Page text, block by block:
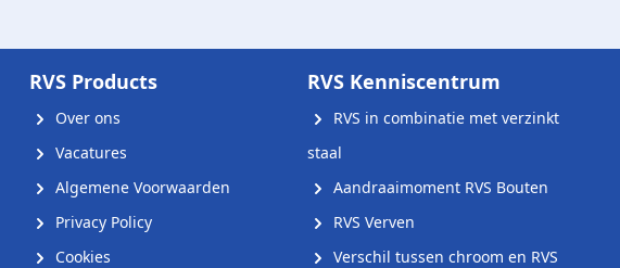
RVS Products
Over ons
Vacatures
Algemene Voorwaarden
Privacy Policy
Cookies
RVS Kenniscentrum
RVS in combinatie met verzinkt
staal
Aandraaimoment RVS Bouten
RVS Verven
Verschil tussen chroom en RVS